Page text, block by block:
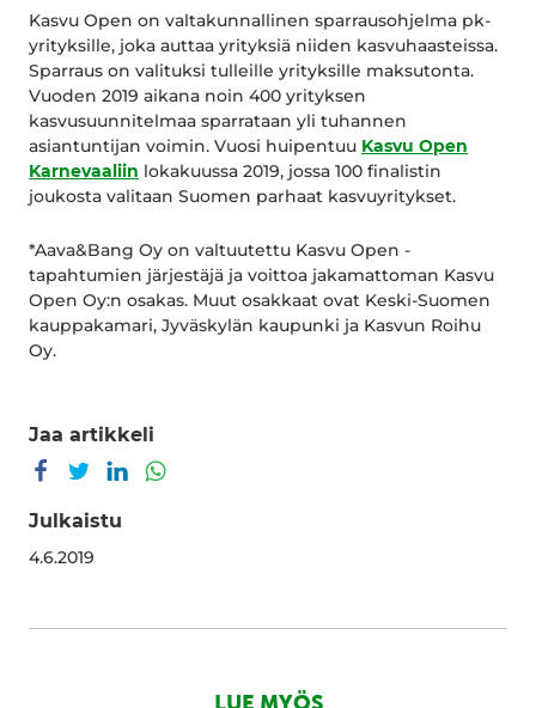
Kasvu Open on valtakunnallinen sparrausohjelma pk-
yrityksille, joka auttaa yrityksiä niiden kasvuhaasteissa.
Sparraus on valituksi tulleille yrityksille maksutonta.
Vuoden 2019 aikana noin 400 yrityksen
kasvusuunnitelmaa sparrataan yli tuhannen
asiantuntijan voimin. Vuosi huipentuu Kasvu Open
Karnevaaliin lokakuussa 2019, jossa 100 finalistin
joukosta valitaan Suomen parhaat kasvuyritykset.
*Aava&Bang Oy on valtuutettu Kasvu Open -
tapahtumien järjestäjä ja voittoa jakamattoman Kasvu
Open Oy:n osakas. Muut osakkaat ovat Keski-Suomen
kauppakamari, Jyväskylän kaupunki ja Kasvun Roihu
Oy.
Jaa artikkeli
Jaa Facebookissa
Jaa TwitterissäJaa LinkedInissä
Julkaistu
4.6.2019
LUE MYÖS